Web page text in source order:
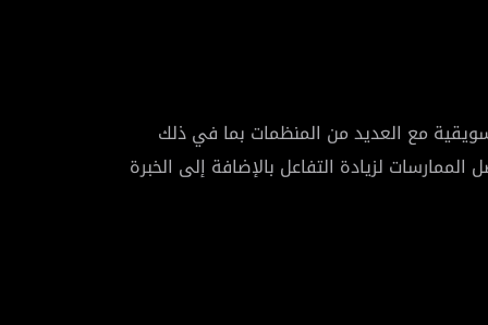
على تطوير خطط تسويقية مع العديد من المنظمات بما في ذلك
لزيادة التفاعل بالإضافة إلى الخبرة